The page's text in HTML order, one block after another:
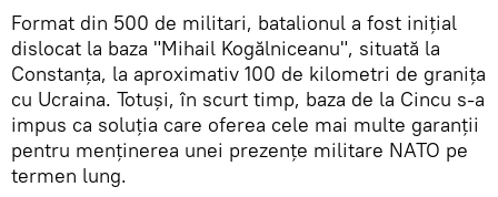
Format din 500 de militari, batalionul a fost iniţial
dislocat la baza "Mihail Kogălniceanu", situată la
Constanţa, la aproximativ 100 de kilometri de graniţa
cu Ucraina. Totuşi, în scurt timp, baza de la Cincu s-a
impus ca soluţia care oferea cele mai multe garanţii
pentru menţinerea unei prezenţe militare NATO pe
termen lung.